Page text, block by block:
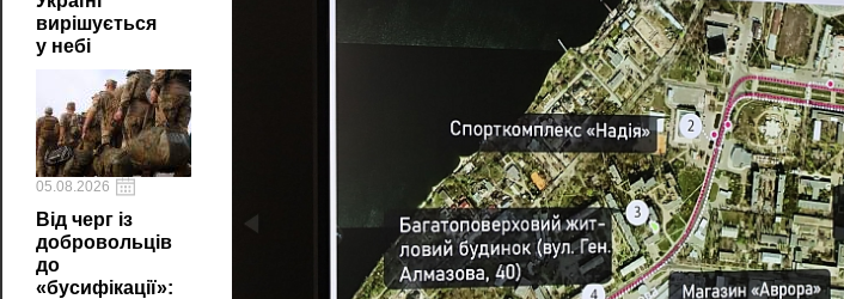
вирішується
у небі
05.08.2026
Від черг із
добровольців
до
«бусифікації»: